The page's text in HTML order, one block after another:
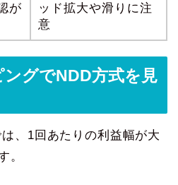
が
ッド拡大や滑りに注
意
グでNDD方式を見
、1回あたりの利益幅が大
。